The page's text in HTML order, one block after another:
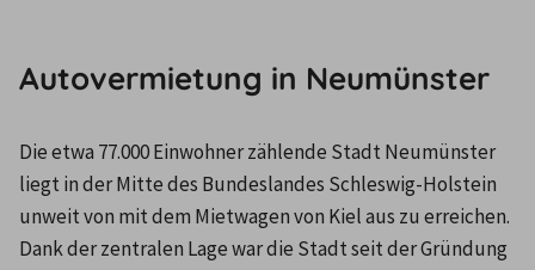
Autovermietung in Neumünster
Die etwa 77.000 Einwohner zählende Stadt Neumünster
liegt in der Mitte des Bundeslandes Schleswig-Holstein
unweit von mit dem Mietwagen von Kiel aus zu erreichen.
Dank der zentralen Lage war die Stadt seit der Gründung